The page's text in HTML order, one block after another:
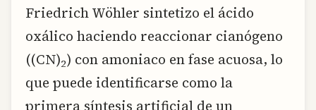
Friedrich Wöhler sintetizo el ácido
oxálico haciendo reaccionar cianógeno
((CN)2) con amoniaco en fase acuosa, lo
que puede identificarse como la
primera síntesis artificial de un